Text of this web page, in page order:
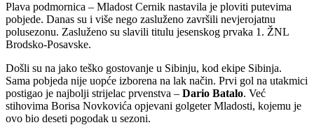
Plava podmornica – Mladost Cernik nastavila je ploviti putevima
pobjede. Danas su i više nego zasluženo završili nevjerojatnu
polusezonu. Zasluženo su slavili titulu jesenskog prvaka 1. ŽNL
Brodsko-Posavske.
Došli su na jako teško gostovanje u Sibinju, kod ekipe Sibinja.
Sama pobjeda nije uopće izborena na lak način. Prvi gol na utakmici
postigao je najbolji strijelac prvenstva – Dario Batalo. Već
stihovima Borisa Novkovića opjevani golgeter Mladosti, kojemu je
ovo bio deseti pogodak u sezoni.